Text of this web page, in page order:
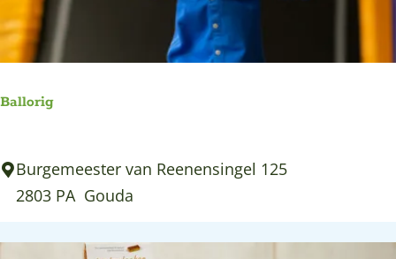
j
e
p
:
e
p
Ballorig
B
l
Burgemeester van Reenensingel 125
2803 PA Gouda